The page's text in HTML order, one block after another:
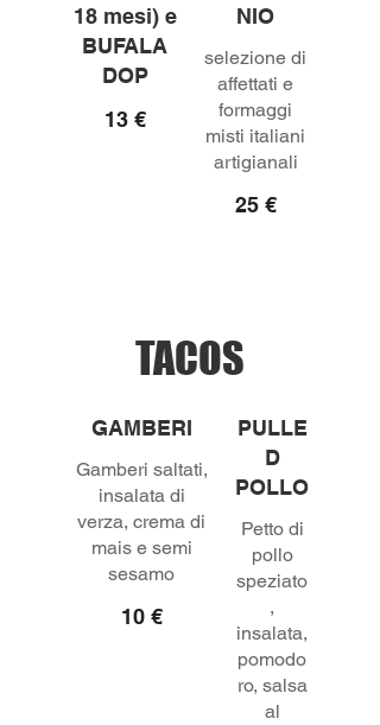
18 mesi) e
BUFALA
DOP
13 €
NIO
selezione di
affettati e
formaggi
misti italiani
artigianali
25 €
TACOS
GAMBERI
Gamberi saltati,
insalata di
verza, crema di
mais e semi
sesamo
10 €
PULLE
D
POLLO
Petto di
pollo
speziato
,
insalata,
pomodo
ro, salsa
al